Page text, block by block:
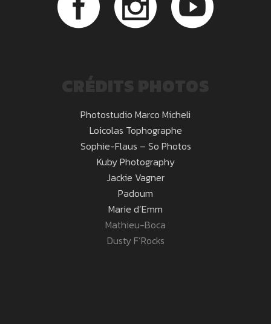
Photostudio Marco Micheli
Loicolas Tophographe
Sophie-Flaus – So Photos
Kuby Photography
Jackie Vagner
Padoum
Marie d’Emm
Mathieu-Boca
Dusty F’Rocks